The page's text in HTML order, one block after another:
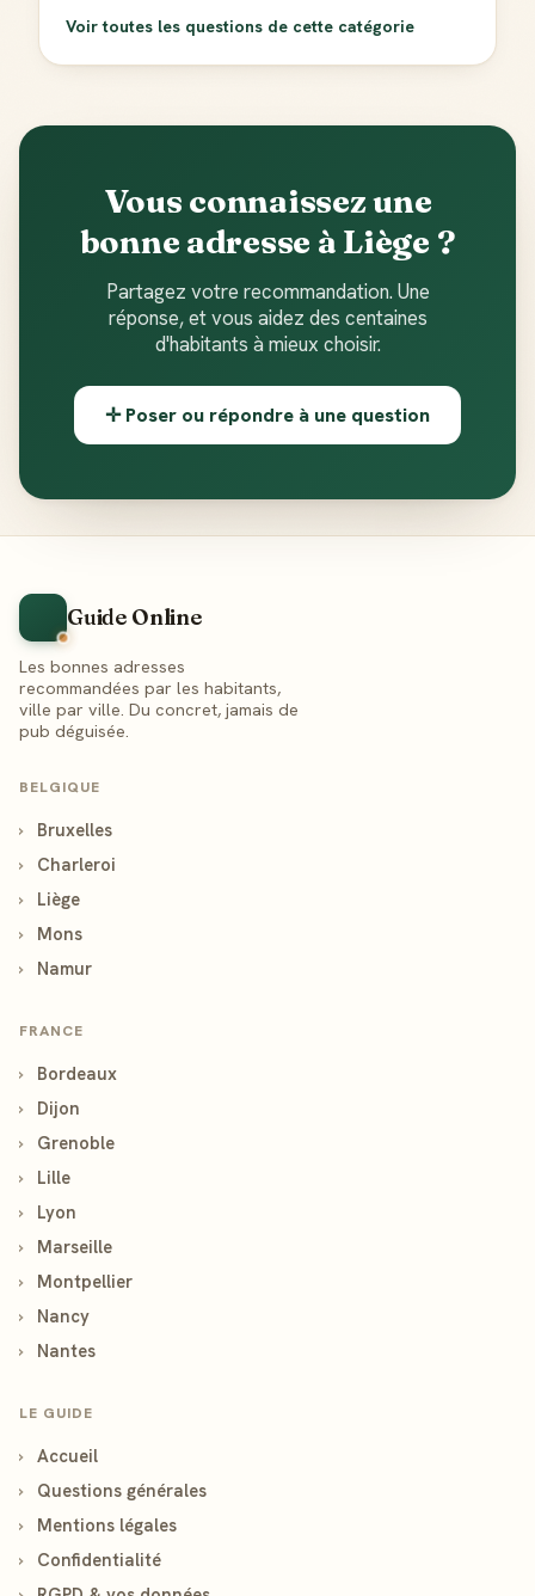
Voir toutes les questions de cette catégorie
Vous connaissez une
bonne adresse à Liège ?
Partagez votre recommandation. Une
réponse, et vous aidez des centaines
d'habitants à mieux choisir.
✛ Poser ou répondre à une question
Guide Online
Les bonnes adresses
recommandées par les habitants,
ville par ville. Du concret, jamais de
pub déguisée.
BELGIQUE
›
Bruxelles
›
Charleroi
›
Liège
›
Mons
›
Namur
FRANCE
›
Bordeaux
›
Dijon
›
Grenoble
›
Lille
›
Lyon
›
Marseille
›
Montpellier
›
Nancy
›
Nantes
LE GUIDE
›
Accueil
›
Questions générales
›
Mentions légales
›
Confidentialité